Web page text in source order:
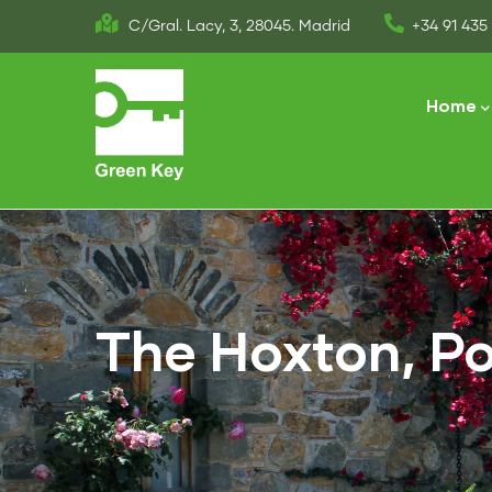
to
C/Gral. Lacy, 3, 28045. Madrid +34 91 435
Home
The Hoxton,